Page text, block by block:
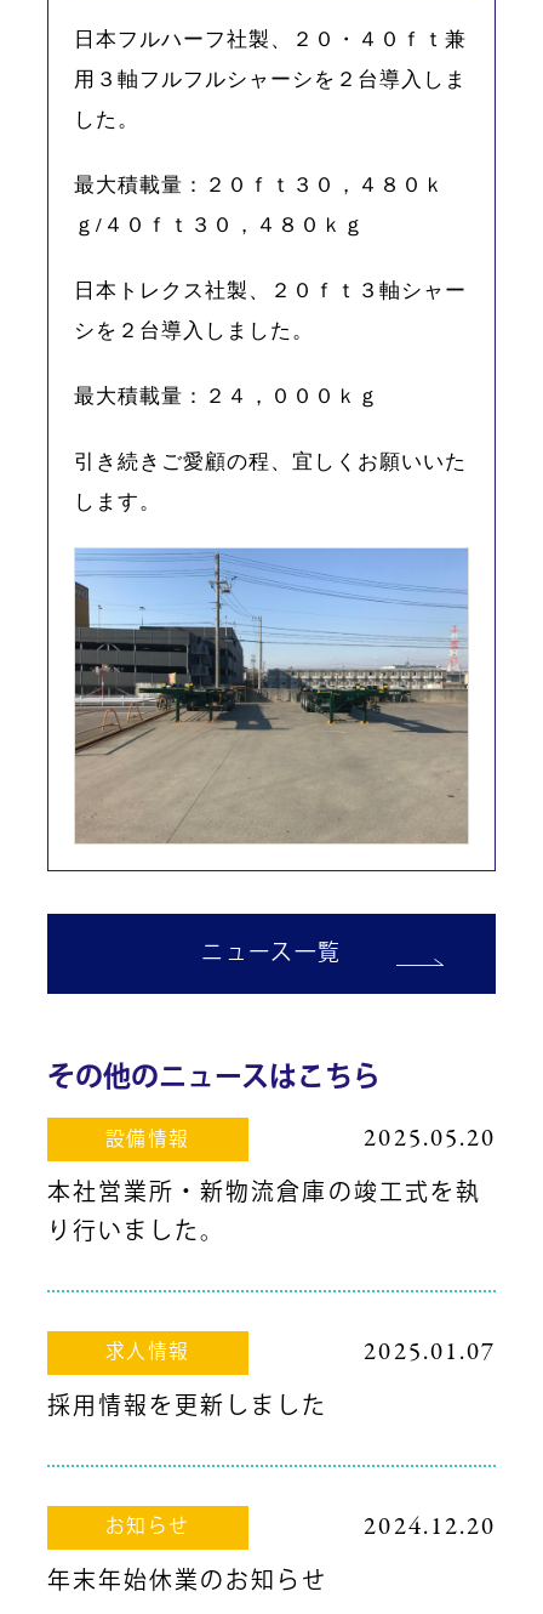
日本フルハーフ社製、２０・４０ｆｔ兼
用３軸フルフルシャーシを２台導入しま
した。
最大積載量：２０ｆｔ３０，４８０ｋ
ｇ/４０ｆｔ３０，４８０ｋｇ
日本トレクス社製、２０ｆｔ３軸シャー
シを２台導入しました。
最大積載量：２４，０００ｋｇ
引き続きご愛顧の程、宜しくお願いいた
します。
ニュース一覧
その他のニュースはこちら
設備情報 2025.05.20
本社営業所・新物流倉庫の竣工式を執
り行いました。
求人情報 2025.01.07
採用情報を更新しました
お知らせ 2024.12.20
年末年始休業のお知らせ